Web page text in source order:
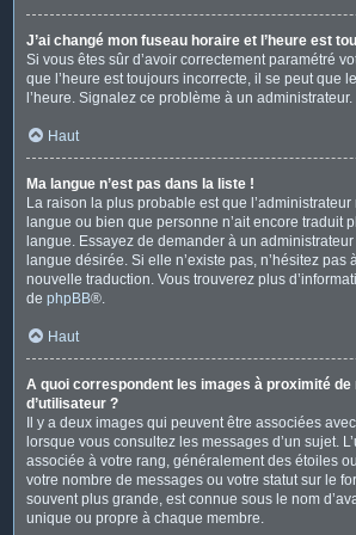
J’ai changé mon fuseau horaire et l’heure est
Si vous êtes sûr d’avoir correctement paramétré
que l’heure est toujours incorrecte, il se peut que
l’heure. Signalez ce problème à un administrateur.
Haut
Ma langue n’est pas dans la liste !
La raison la plus probable est que l’administrateur
langue ou bien que personne n’ait encore traduit
langue. Essayez de demander à un
langue désirée. Si elle n’existe pas, n’hésitez pas
nouvelle traduction. Vous trouverez plus
de phpBB®.
Haut
A quoi correspondent les images à proximité de
d’utilisateur ?
Il y a deux images qui peuvent être associées
lorsque vous consultez les messages d’un sujet.
associée à votre rang, généralement des étoiles
votre nombre de messages ou votre statut sur le
souvent plus grande, est connue sous le nom
unique ou propre à chaque membre.